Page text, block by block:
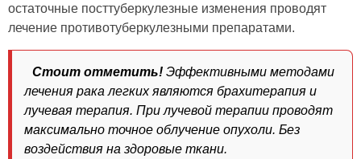
остаточные посттуберкулезные изменения проводят
лечение противотуберкулезными препаратами.
Стоит отметить! Эффективными методами
лечения рака легких являются брахитерапия и
лучевая терапия. При лучевой терапии проводят
максимально точное облучение опухоли. Без
воздействия на здоровые ткани.